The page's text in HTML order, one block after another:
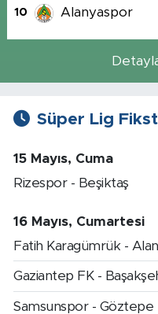
10 Alanyaspor
Süper Lig
15 Mayıs, Cuma
Rizespor - Beşiktaş
16 Mayıs, Cumartesi
Fatih Karagümrük -
Gaziantep FK -
Samsunspor - Göztepe